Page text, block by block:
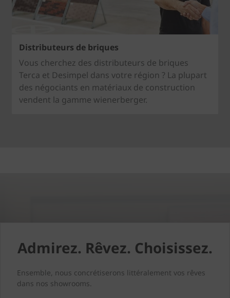
Distributeurs de briques
Vous cherchez des distributeurs de briques
Terca et Desimpel dans votre région ? La plupart
des négociants en matériaux de construction
vendent la gamme wienerberger.
Admirez. Rêvez. Choisissez.
Ensemble, nous concrétiserons littéralement vos rêves
dans nos showrooms.